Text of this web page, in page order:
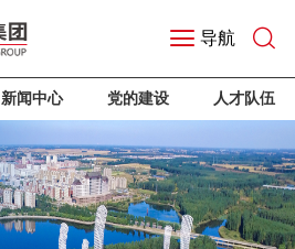
导航
新闻中心 党的建设 人才队伍